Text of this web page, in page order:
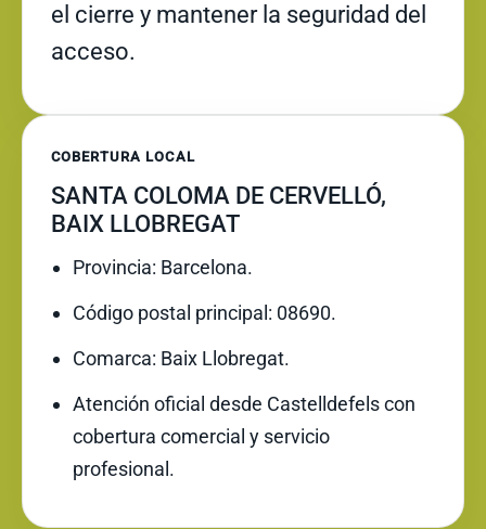
el cierre y mantener la seguridad del
acceso.
COBERTURA LOCAL
SANTA COLOMA DE CERVELLÓ,
BAIX LLOBREGAT
Provincia: Barcelona.
Código postal principal: 08690.
Comarca: Baix Llobregat.
Atención oficial desde Castelldefels con
cobertura comercial y servicio
profesional.